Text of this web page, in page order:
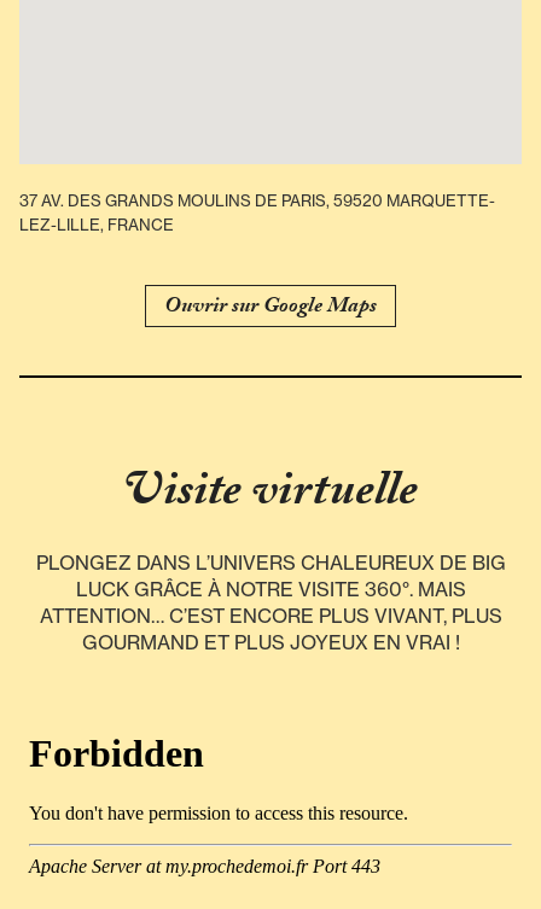
37 AV. DES GRANDS MOULINS DE PARIS, 59520 MARQUETTE-
LEZ-LILLE, FRANCE
Ouvrir sur Google Maps
Visite virtuelle
PLONGEZ DANS L’UNIVERS CHALEUREUX DE BIG
LUCK GRÂCE À NOTRE VISITE 360°. MAIS
ATTENTION… C’EST ENCORE PLUS VIVANT, PLUS
GOURMAND ET PLUS JOYEUX EN VRAI !